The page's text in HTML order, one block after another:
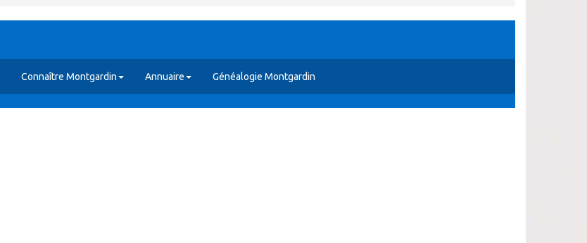
Connaître Montgardin Annuaire Généalogie Montgardin